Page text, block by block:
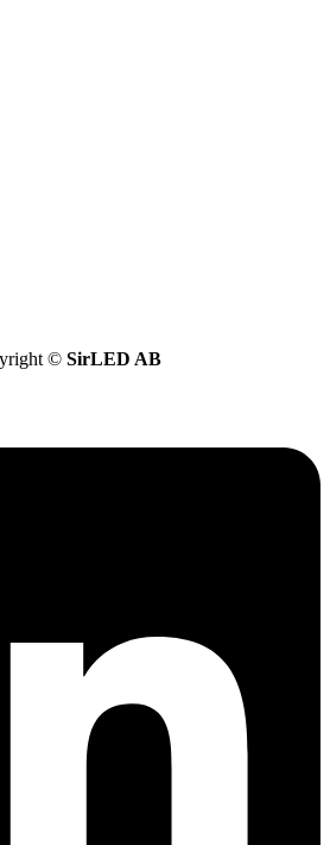
© SirLED AB